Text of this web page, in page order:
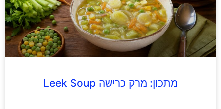
מתכון: מרק כרישה Leek Soup